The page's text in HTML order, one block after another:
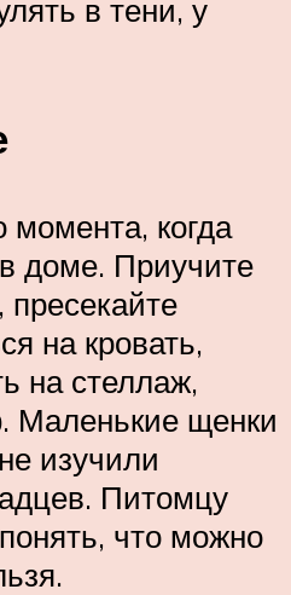
в тени, у
момента, когда
доме. Приучите
пресекайте
на кровать,
на стеллаж,
Маленькие щенки
изучили
Питомцу
что можно